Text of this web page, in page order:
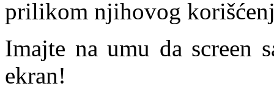
prilikom njihovog
Imajte na umu da screen
ekran!